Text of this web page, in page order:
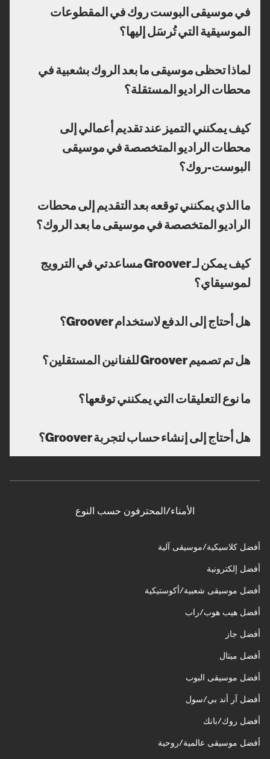
في موسيقى البوست روك في المقطوعات
الموسيقية التي تُرسَل إليها؟
لماذا تحظى موسيقى ما بعد الروك بشعبية في
محطات الراديو المستقلة؟
كيف يمكنني التميز عند تقديم أعمالي إلى
محطات الراديو المتخصصة في موسيقى
البوست-روك؟
ما الذي يمكنني توقعه بعد التقديم إلى محطات
الراديو المتخصصة في موسيقى ما بعد الروك؟
كيف يمكن لـ Groover مساعدتي في الترويج
لموسيقاي؟
هل أحتاج إلى الدفع لاستخدام Groover؟
هل تم تصميم Groover للفنانين المستقلين؟
ما نوع التعليقات التي يمكنني توقعها؟
هل أحتاج إلى إنشاء حساب لتجربة Groover؟
الأمناء/المحترفون حسب النوع
أفضل كلاسيكية/موسيقى آلية
أفضل إلكترونية
أفضل موسيقى شعبية/أكوستيكية
أفضل هيب هوب/راب
أفضل جاز
أفضل ميتال
أفضل موسيقى البوب
أفضل آر أند بي/سول
أفضل روك/بانك
أفضل موسيقى عالمية/روحية